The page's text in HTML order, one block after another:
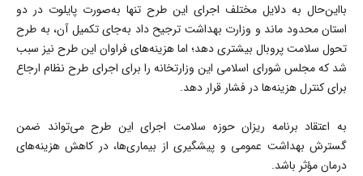
بااین‌حال به دلایل مختلف اجرای این طرح تنها به‌صورت پایلوت در دو
استان محدود ماند و وزارت بهداشت ترجیح داد به‌جای تکمیل آن، به طرح
تحول سلامت پروبال بیشتری دهد؛ اما هزینه‌های فراوان این طرح نیز سبب
شد که مجلس شورای اسلامی این وزارتخانه را برای اجرای طرح نظام ارجاع
برای کنترل هزینه‌ها در فشار قرار دهد.
به اعتقاد برنامه ریزان حوزه سلامت اجرای این طرح می‌تواند ضمن
گسترش بهداشت عمومی و پیشگیری از بیماری‌ها، در کاهش هزینه‌های
درمان مؤثر باشد.